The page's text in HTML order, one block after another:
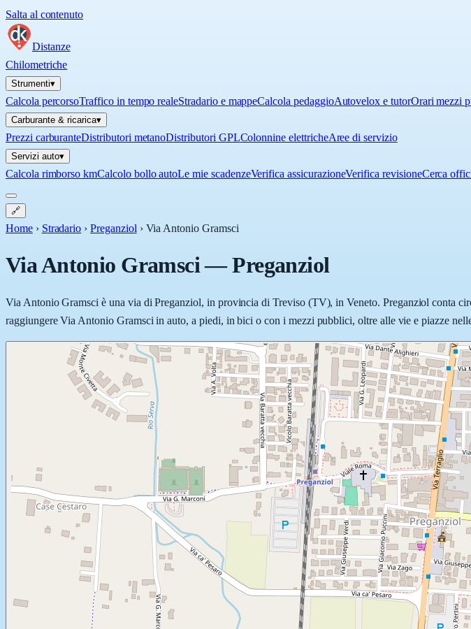
Salta al contenuto
Distanze
Chilometriche
Strumenti▾
Calcola percorsoTraffico in tempo realeStradario e mappeCalcola pedaggioAutovelox e tutorOrari mezzi
Carburante & ricarica▾
Prezzi carburanteDistributori metanoDistributori GPLColonnine elettricheAree di servizio
Servizi auto▾
Calcola rimborso kmCalcolo bollo autoLe mie scadenzeVerifica assicurazioneVerifica revisioneCerca
🔗
Home › Stradario › Preganziol › Via Antonio Gramsci
Via Antonio Gramsci—Preganziol
Via Antonio Gramsci è una via di Preganziol, in provincia di Treviso (TV), in Veneto. Preganziol conta
raggiungere Via Antonio Gramsci in auto, a piedi, in bici o con i mezzi pubblici, oltre alle vie e piazze